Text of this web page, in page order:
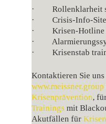
· Rollenklarheit
· Crisis-Info-Site
· Krisen-Hotline
·
· Krisenstab
Kontaktieren Sie
www.meissner.group
Krisenprävention,
Trainings mit
Akutfällen für